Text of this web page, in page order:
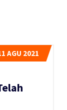
AGU 2021